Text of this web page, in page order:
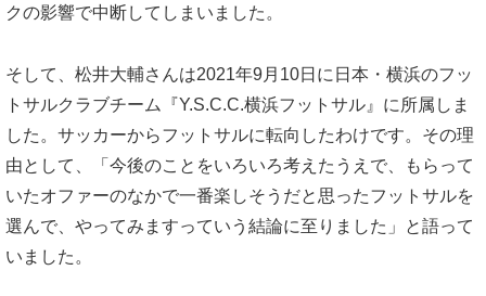
クの影響で中断してしまいました。
そして、松井大輔さんは2021年9月10日に日本・横浜のフッ
トサルクラブチーム『Y.S.C.C.横浜フットサル』に所属しま
した。サッカーからフットサルに転向したわけです。その理
由として、「今後のことをいろいろ考えたうえで、もらって
いたオファーのなかで一番楽しそうだと思ったフットサルを
選んで、やってみますっていう結論に至りました」と語って
いました。